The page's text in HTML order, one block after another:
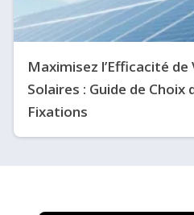
Maximisez l’Efficacité de
Solaires : Guide de
Fixations